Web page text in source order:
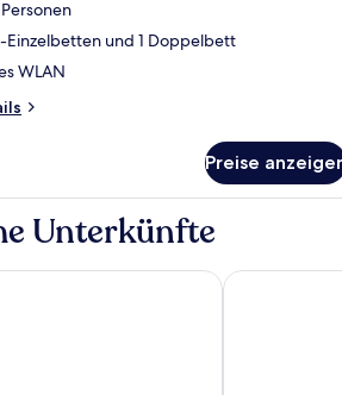
Einzelbetten und 1 Doppelbett
WLAN
Preise
Unterkünfte
Nicolás Hotel Temple